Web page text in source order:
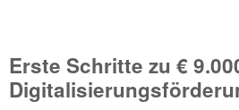
Erste Schritte zu €